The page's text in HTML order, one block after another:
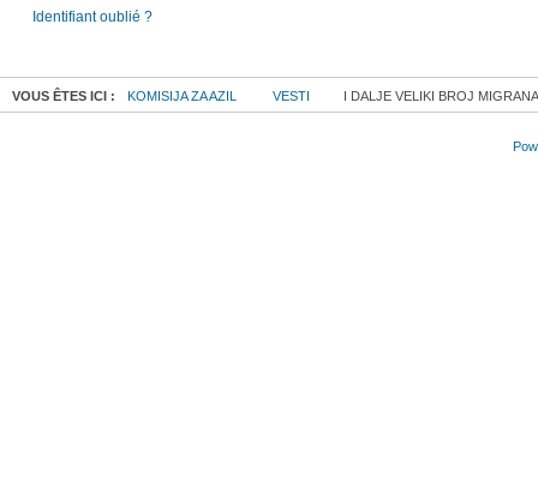
Identifiant oublié ?
VOUS ÊTES ICI : KOMISIJA ZA AZIL VESTI I DALJE VELIKI BROJ